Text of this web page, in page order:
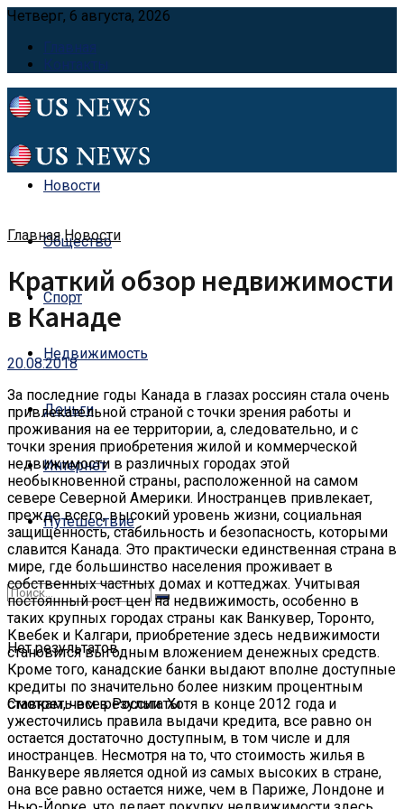
Четверг, 6 августа, 2026
Главная
Контакты
Новости
Общество
Спорт
Недвижимость
Деньги
Интернет
Путешествие
Нет результатов
Смотреть все результаты
Главная Новости
Краткий обзор недвижимости
в Канаде
20.08.2018
За последние годы Канада в глазах россиян стала очень
привлекательной страной с точки зрения работы и
проживания на ее территории, а, следовательно, и с
точки зрения приобретения жилой и коммерческой
недвижимости в различных городах этой
необыкновенной страны, расположенной на самом
севере Северной Америки. Иностранцев привлекает,
прежде всего, высокий уровень жизни, социальная
защищенность, стабильность и безопасность, которыми
славится Канада. Это практически единственная страна в
мире, где большинство населения проживает в
собственных частных домах и коттеджах. Учитывая
постоянный рост цен на недвижимость, особенно в
таких крупных городах страны как Ванкувер, Торонто,
Квебек и Калгари, приобретение здесь недвижимости
становится выгодным вложением денежных средств.
Кроме того, канадские банки выдают вполне доступные
кредиты по значительно более низким процентным
ставкам, чем в России. Хотя в конце 2012 года и
ужесточились правила выдачи кредита, все равно он
остается достаточно доступным, в том числе и для
иностранцев. Несмотря на то, что стоимость жилья в
Ванкувере является одной из самых высоких в стране,
она все равно остается ниже, чем в Париже, Лондоне и